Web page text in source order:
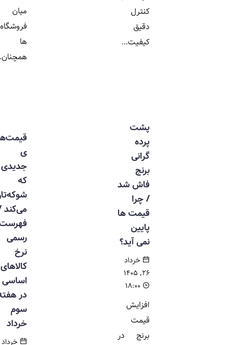
کنترل
دقیق
کیفیت...
میان
فروشگاه
همچنان...
پشت
پرده
گرانی
برنج
فاش شد
/ چرا
قیمت ها
پایین
نمی آید؟
خرداد
افزایش
قیمت
برنج در
قیمت‌ها
جدیدی
شوکه‌تان
می‌کند /
فهرست
رسمی
نرخ
کالاهای
اساسی
در هفته
سوم
خرداد
خرداد